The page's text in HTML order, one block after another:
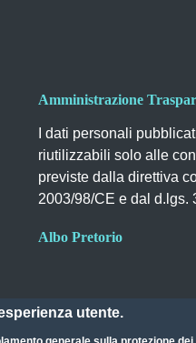
Amministrazione
I dati personali
riutilizzabili solo alle
previste dalla direttiva
2003/98/CE e dal d.lgs.
Albo Pretorio
utente.